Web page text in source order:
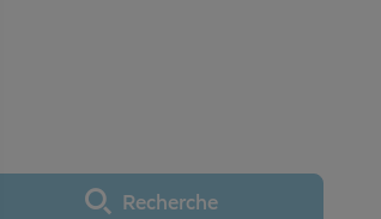
Recherche